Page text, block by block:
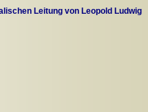
Leitung von Leopold Ludwig